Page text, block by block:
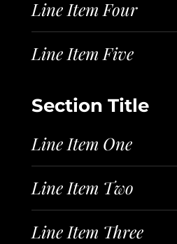
Line Item Four
Line Item Five
Section Title
Line Item One
Line Item Two
Line Item Three